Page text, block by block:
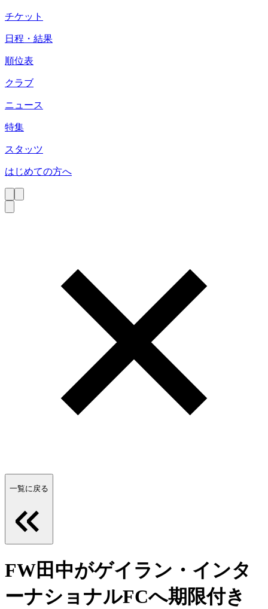
チケット
日程・結果
順位表
クラブ
ニュース
特集
スタッツ
はじめての方へ
一覧に戻る
FW田中がゲイラン・インタ
ーナショナルFCへ期限付き